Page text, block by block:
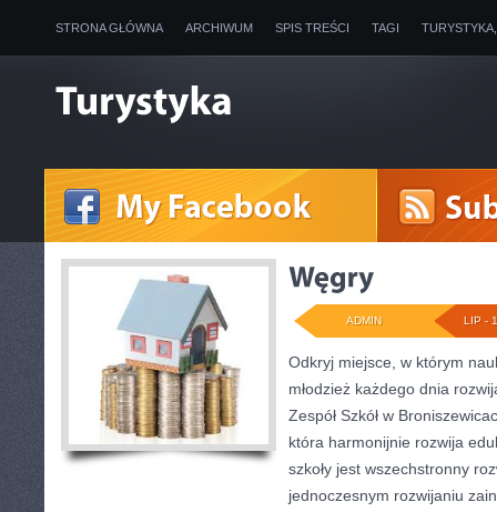
STRONA GŁÓWNA ARCHIWUM SPIS TREŚCI TAGI
LIP -
ADMIN
Odkryj miejsce, w którym
młodzież każdego dnia
Zespół Szkół w
która harmonijnie rozwija
szkoły jest wszechstronny
jednoczesnym rozwijaniu